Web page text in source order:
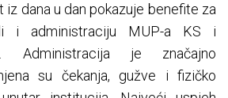
iz dana u dan pokazuje benefite za
i administraciju MUP-a KS i
Administracija je značajno
su čekanja, gužve i fizičko